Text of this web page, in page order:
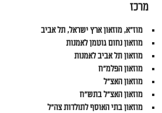
מרכז
מוז"א, מוזאון ארץ ישראל, תל אביב
מוזאון נחום גוטמן לאמנות
מוזאון תל אביב לאמנות
מוזאון הפלמ"ח
מוזאון האצ"ל
מוזאון האצ"ל בתש"ח
מוזאון בתי האוסף לתולדות צה"ל